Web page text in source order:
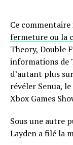
Ce
fermeture ou la
Theory, Double
informations de
d’autant plus
révéler Senua,
Xbox Games
Sous une autre
Layden a filé la